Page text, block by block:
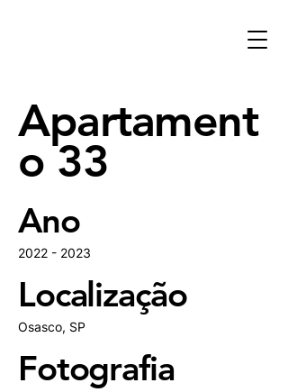
Apartament
o 33
Ano
2022 - 2023
Localização
Osasco, SP
Fotografia